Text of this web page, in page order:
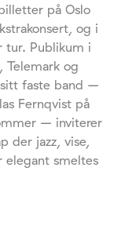
på Oslo
og i
tur. Publikum i
Telemark og
faste band –
Fernqvist på
– inviterer
der jazz, vise,
smeltes